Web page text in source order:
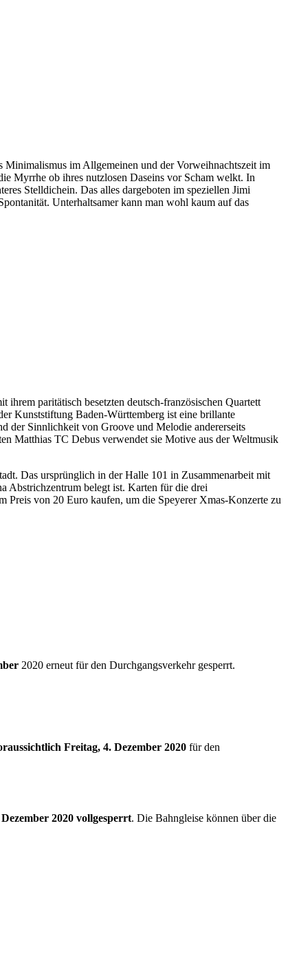
Minimalismus im Allgemeinen und der Vorweihnachtszeit im
Myrrhe ob ihres nutzlosen Daseins vor Scham welkt. In
Stelldichein. Das alles dargeboten im speziellen Jimi
Unterhaltsamer kann man wohl kaum auf das
paritätisch besetzten deutsch-französischen Quartett
Kunststiftung Baden-Württemberg ist eine brillante
der Sinnlichkeit von Groove und Melodie andererseits
Matthias TC Debus verwendet sie Motive aus der Weltmusik
Das ursprünglich in der Halle 101 in Zusammenarbeit mit
Abstrichzentrum belegt ist. Karten für die drei
Preis von 20 Euro kaufen, um die Speyerer Xmas-Konzerte zu
2020 erneut für den Durchgangsverkehr gesperrt.
Freitag, 4. Dezember 2020 für den
2020 vollgesperrt. Die Bahngleise können über die